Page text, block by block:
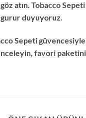
atın. Tobacco
gurur duyuyoruz.
Sepeti
favori